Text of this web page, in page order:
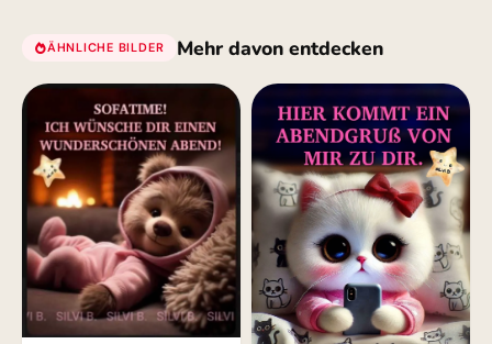
ÄHNLICHE BILDER Mehr davon entdecken